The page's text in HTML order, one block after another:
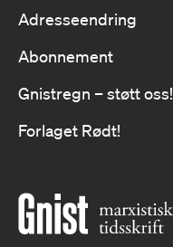
Adresseendring
Abonnement
Gnistregn – støtt oss!
Forlaget Rødt!